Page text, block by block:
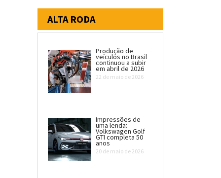
ALTA RODA
Produção de
veículos no Brasil
continuou a subir
em abril de 2026
22 de maio de 2026
Impressões de
uma lenda:
Volkswagen Golf
GTI completa 50
anos
20 de maio de 2026